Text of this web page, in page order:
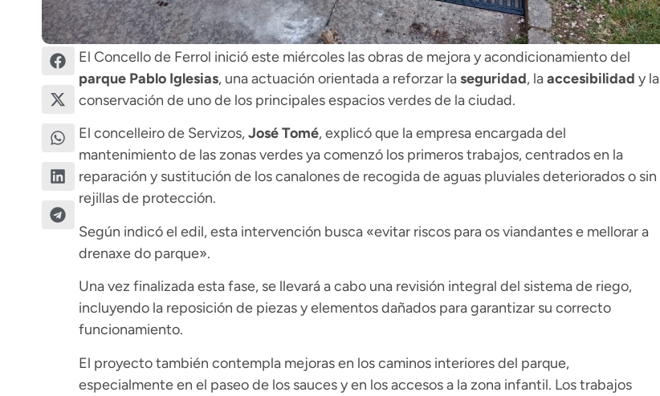
El Concello de Ferrol inició este miércoles las obras de mejora y acondicionamiento del
parque Pablo Iglesias, una actuación orientada a reforzar laseguridad, laaccesibilidad y la
conservación de uno de los principales espacios verdes de la ciudad.
El concelleiro de Servizos,José Tomé, explicó que la empresa encargada del
mantenimiento de las zonas verdes ya comenzó los primeros trabajos, centrados en la
reparación y sustitución de los canalones de recogida de aguas pluviales deteriorados o sin
rejillas de protección.
Según indicó el edil, esta intervención busca «evitar riscos para os viandantes e mellorar a
drenaxe do parque».
Una vez finalizada esta fase, se llevará a cabo una revisión integral del sistema de riego,
incluyendo la reposición de piezas y elementos dañados para garantizar su correcto
funcionamiento.
El proyecto también contempla mejoras en los caminos interiores del parque,
especialmente en el paseo de los sauces y en los accesos a la zona infantil. Los trabajos